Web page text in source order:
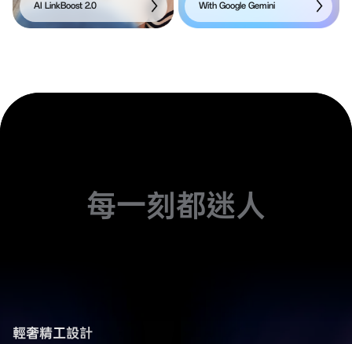
AI LinkBoost 2.0 With Google Gemini
每一刻都迷人
輕奢精工設計